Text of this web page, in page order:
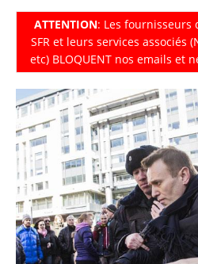
ATTENTION: Les fournisseurs
SFR et leurs services associés
etc) BLOQUENT nos emails et